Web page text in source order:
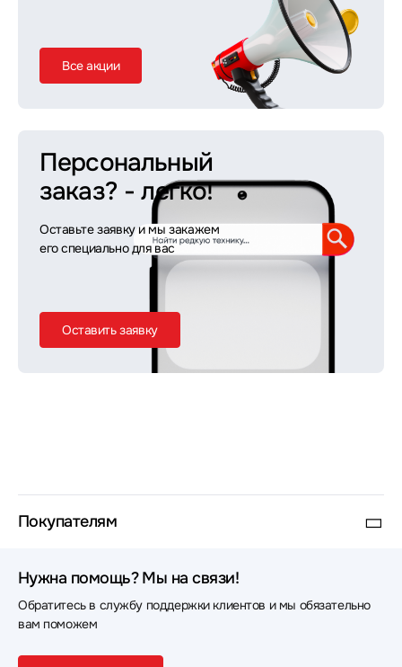
Все акции
Персональный
заказ? - легко!
Оставьте заявку и мы закажем
его специально для вас
Оставить заявку
Покупателям
Нужна помощь? Мы на связи!
Обратитесь в службу поддержки клиентов и мы обязательно
вам поможем